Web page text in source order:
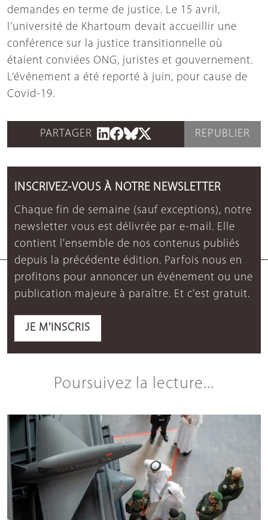
demandes en terme de justice. Le 15 avril,
l’université de Khartoum devait accueillir une
conférence sur la justice transitionnelle où
étaient conviées ONG, juristes et gouvernement.
L’événement a été reporté à juin, pour cause de
Covid-19.
PARTAGER REPUBLIER
INSCRIVEZ-VOUS À NOTRE NEWSLETTER
Chaque fin de semaine (sauf exceptions), notre
newsletter vous est délivrée par e-mail. Elle
contient l'ensemble de nos contenus publiés
depuis la précédente édition. Parfois nous en
profitons pour annoncer un événement ou une
publication majeure à paraître. Et c'est gratuit.
JE M'INSCRIS
Poursuivez la lecture...